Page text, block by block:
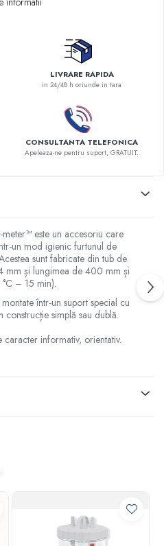
LIVRARE RAPIDA
in 24/48 h oriunde in tara
CONSULTANTA TELEFONICA
Apeleaza-ne pentru suport, GRATUIT.
este un accesoriu care
un mod igienic furtunul de
sunt fabricate din tub de
și lungimea de 400 mm și
°C – 15 min).
într-un suport special cu
simplă sau dublă.
informativ, orientativ.